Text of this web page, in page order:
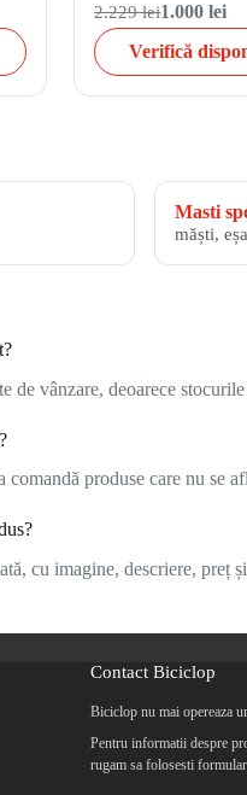
2.229 lei1.000 lei
Verifică
Masti
măști,
de vânzare, deoarece
comandă produse care nu se
cu imagine, descriere,
Contact Biciclop
Biciclop nu mai opereaza
Pentru informatii despre
rugam sa folosesti